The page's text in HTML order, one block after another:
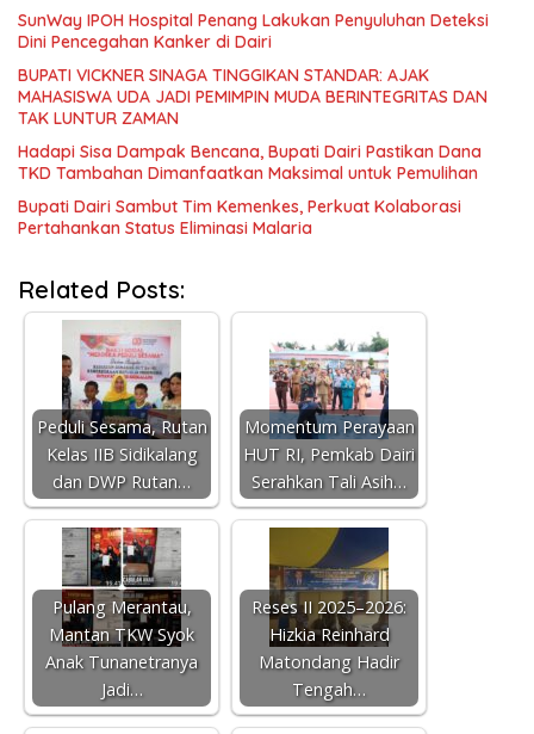
SunWay IPOH Hospital Penang Lakukan Penyuluhan Deteksi
Dini Pencegahan Kanker di Dairi
BUPATI VICKNER SINAGA TINGGIKAN STANDAR: AJAK
MAHASISWA UDA JADI PEMIMPIN MUDA BERINTEGRITAS DAN
TAK LUNTUR ZAMAN
Hadapi Sisa Dampak Bencana, Bupati Dairi Pastikan Dana
TKD Tambahan Dimanfaatkan Maksimal untuk Pemulihan
Bupati Dairi Sambut Tim Kemenkes, Perkuat Kolaborasi
Pertahankan Status Eliminasi Malaria
Related Posts:
Peduli Sesama, Rutan
Kelas IIB Sidikalang
dan DWP Rutan…
Momentum Perayaan
HUT RI, Pemkab Dairi
Serahkan Tali Asih…
Pulang Merantau,
Mantan TKW Syok
Anak Tunanetranya
Jadi…
Reses II 2025–2026:
Hizkia Reinhard
Matondang Hadir
Tengah…